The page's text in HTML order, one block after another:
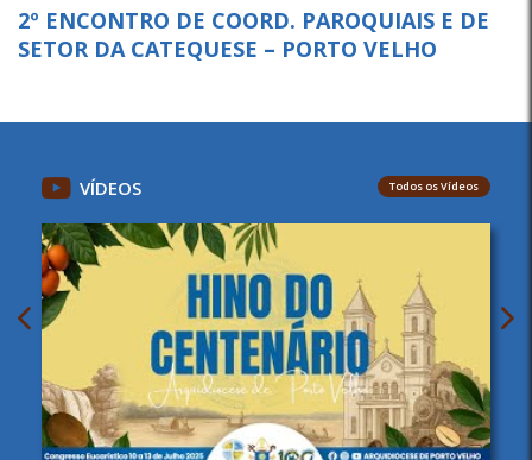
2º ENCONTRO DE COORD. PAROQUIAIS E DE
SETOR DA CATEQUESE – PORTO VELHO
VÍDEOS Todos os Vídeos